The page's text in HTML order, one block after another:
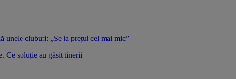
unele cluburi: „Se ia prețul cel mai mic”
Ce soluție au găsit tinerii